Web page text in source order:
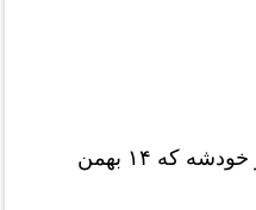
محمد قصه ما فرزند سوم یه خانواده ۶نفری با دوتا خواهر بزرگتر از خودش و یه برادر کوچیک تر از خودشه که ۱۴ بهمن